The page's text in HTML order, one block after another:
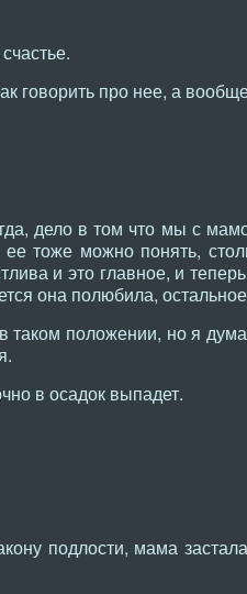
говорить про нее, а
дело в том что мы с
тоже можно понять,
и это главное, и
она полюбила,
положении, но я
в осадок выпадет.
подлости, мама